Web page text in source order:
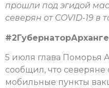
прошли под эгидой
северян от COVID-19 в
5 июля глава Поморья
сообщил, что северяне
мобильные пункты